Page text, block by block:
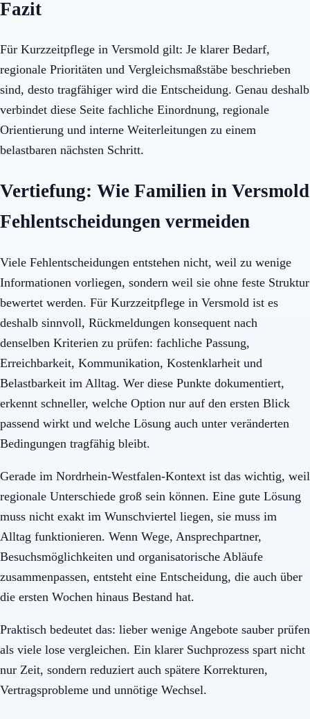
Fazit
Für Kurzzeitpflege in Versmold gilt: Je klarer Bedarf,
regionale Prioritäten und Vergleichsmaßstäbe beschrieben
sind, desto tragfähiger wird die Entscheidung. Genau deshalb
verbindet diese Seite fachliche Einordnung, regionale
Orientierung und interne Weiterleitungen zu einem
belastbaren nächsten Schritt.
Vertiefung: Wie Familien in Versmold
Fehlentscheidungen vermeiden
Viele Fehlentscheidungen entstehen nicht, weil zu wenige
Informationen vorliegen, sondern weil sie ohne feste Struktur
bewertet werden. Für Kurzzeitpflege in Versmold ist es
deshalb sinnvoll, Rückmeldungen konsequent nach
denselben Kriterien zu prüfen: fachliche Passung,
Erreichbarkeit, Kommunikation, Kostenklarheit und
Belastbarkeit im Alltag. Wer diese Punkte dokumentiert,
erkennt schneller, welche Option nur auf den ersten Blick
passend wirkt und welche Lösung auch unter veränderten
Bedingungen tragfähig bleibt.
Gerade im Nordrhein-Westfalen-Kontext ist das wichtig, weil
regionale Unterschiede groß sein können. Eine gute Lösung
muss nicht exakt im Wunschviertel liegen, sie muss im
Alltag funktionieren. Wenn Wege, Ansprechpartner,
Besuchsmöglichkeiten und organisatorische Abläufe
zusammenpassen, entsteht eine Entscheidung, die auch über
die ersten Wochen hinaus Bestand hat.
Praktisch bedeutet das: lieber wenige Angebote sauber prüfen
als viele lose vergleichen. Ein klarer Suchprozess spart nicht
nur Zeit, sondern reduziert auch spätere Korrekturen,
Vertragsprobleme und unnötige Wechsel.